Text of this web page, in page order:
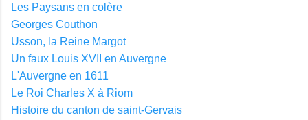
Les Paysans en colère
Georges Couthon
Usson, la Reine Margot
Un faux Louis XVII en Auvergne
L'Auvergne en 1611
Le Roi Charles X à Riom
Histoire du canton de saint-Gervais